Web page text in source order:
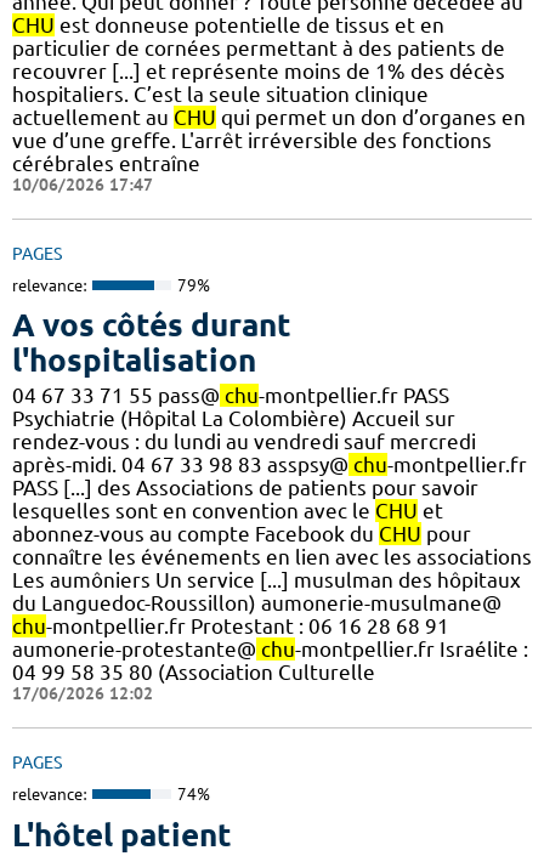
CHU est donneuse potentielle de tissus et en
particulier de cornées permettant à des patients de
recouvrer [...] et représente moins de 1% des décès
hospitaliers. C’est la seule situation clinique
actuellement au CHU qui permet un don d’organes en
vue d’une greffe. L'arrêt irréversible des fonctions
cérébrales entraîne
10/06/2026 17:47
PAGES
relevance: 79%
A vos côtés durant
l'hospitalisation
04 67 33 71 55 pass@ chu-montpellier.fr PASS
Psychiatrie (Hôpital La Colombière) Accueil sur
rendez-vous : du lundi au vendredi sauf mercredi
après-midi. 04 67 33 98 83 asspsy@ chu-montpellier.fr
PASS [...] des Associations de patients pour savoir
lesquelles sont en convention avec le CHU et
abonnez-vous au compte Facebook du CHU pour
connaître les événements en lien avec les associations
Les aumôniers Un service [...] musulman des hôpitaux
du Languedoc-Roussillon) aumonerie-musulmane@
chu-montpellier.fr Protestant : 06 16 28 68 91
aumonerie-protestante@ chu-montpellier.fr Israélite :
04 99 58 35 80 (Association Culturelle
17/06/2026 12:02
PAGES
relevance: 74%
L'hôtel patient